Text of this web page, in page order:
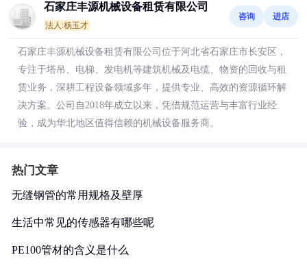
石家庄丰源机械设备租赁有限公司
法人:杨玉才
咨询 进店
石家庄丰源机械设备租赁有限公司位于河北省石家庄市长安区，
专注于塔吊、电梯、发电机等建筑机械及电缆、物资的回收与租
赁业务，深耕工程设备领域多年，提供专业、高效的资源循环解
决方案。公司自2018年成立以来，凭借规范运营与丰富行业经
验，成为华北地区值得信赖的机械设备服务商。
热门文章
无缝钢管的常用规格及壁厚
生活中常见的传感器有哪些呢
PE100管材的含义是什么